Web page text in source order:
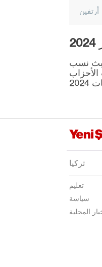
أرتفين
أسير
بارتين
باتمان
بيلاجيك
بينغول
بيتليس
بولو
بوردور
سنبث نسب
الأحزاب
تركيا
تعليم
سياسة
المحلية